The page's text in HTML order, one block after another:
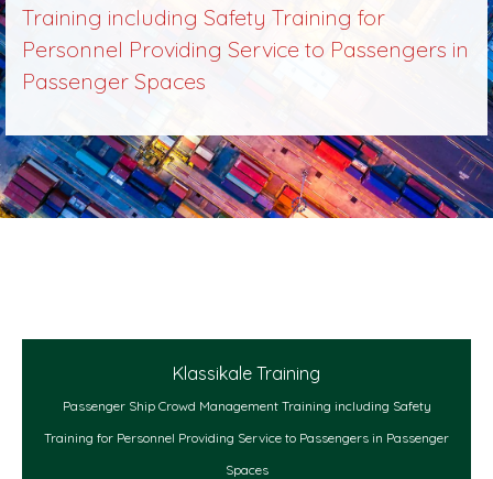
Training including Safety Training for
Personnel Providing Service to Passengers in
Passenger Spaces
Klassikale Training
Passenger Ship Crowd Management Training including Safety
Training for Personnel Providing Service to Passengers in Passenger
Spaces